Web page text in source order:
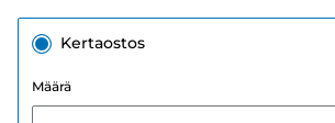
Kertaostos
Määrä